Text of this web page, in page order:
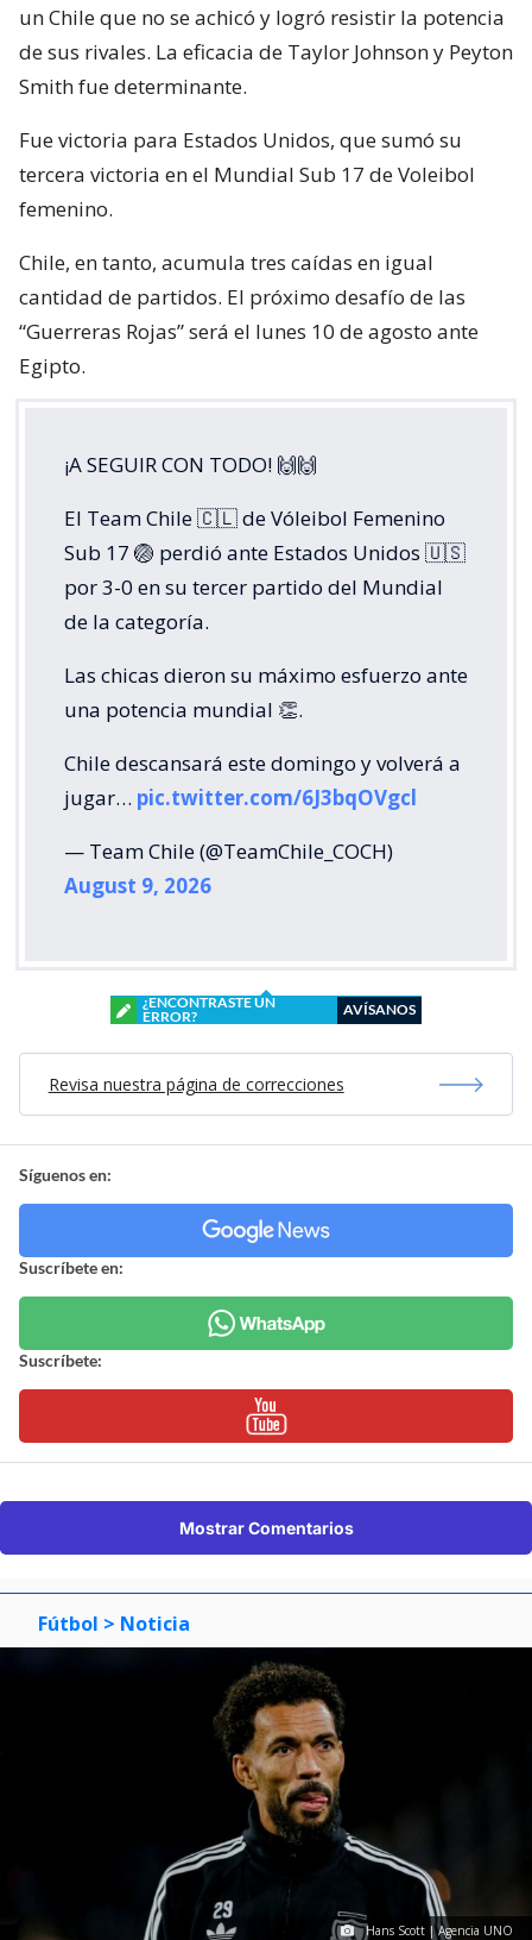
un Chile que no se achicó y logró resistir la potencia
de sus rivales. La eficacia de Taylor Johnson y Peyton
Smith fue determinante.
Fue victoria para Estados Unidos, que sumó su
tercera victoria en el Mundial Sub 17 de Voleibol
femenino.
Chile, en tanto, acumula tres caídas en igual
cantidad de partidos. El próximo desafío de las
“Guerreras Rojas” será el lunes 10 de agosto ante
Egipto.
¡A SEGUIR CON TODO! 🙌🙌
El Team Chile 🇨🇱 de Vóleibol Femenino
Sub 17 🏐 perdió ante Estados Unidos 🇺🇸
por 3-0 en su tercer partido del Mundial
de la categoría.
Las chicas dieron su máximo esfuerzo ante
una potencia mundial 👏.
Chile descansará este domingo y volverá a
jugar… pic.twitter.com/6J3bqOVgcl
— Team Chile (@TeamChile_COCH)
August 9, 2026
¿ENCONTRASTE UN
ERROR?
AVÍSANOS
Revisa nuestra página de correcciones
Síguenos en:
Suscríbete en:
Suscríbete:
Mostrar Comentarios
Fútbol > Noticia
Hans Scott | Agencia UNO